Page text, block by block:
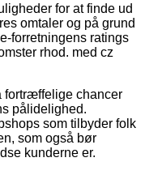
for at finde ud
omtaler og på grund
forretningens ratings
rhod. med cz
fortræffelige chancer
pålidelighed.
som tilbyder folk
som også bør
kunderne er.